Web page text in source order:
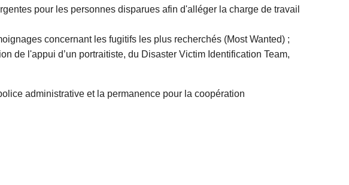
pour les personnes disparues afin d'alléger la charge de travail
concernant les fugitifs les plus recherchés (Most Wanted) ;
de l'appui d’un portraitiste, du Disaster Victim Identification Team,
administrative et la permanence pour la coopération